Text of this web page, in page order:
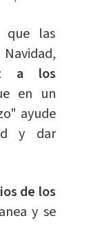
que las
a los
en un
ayude
y dar
de los
y se